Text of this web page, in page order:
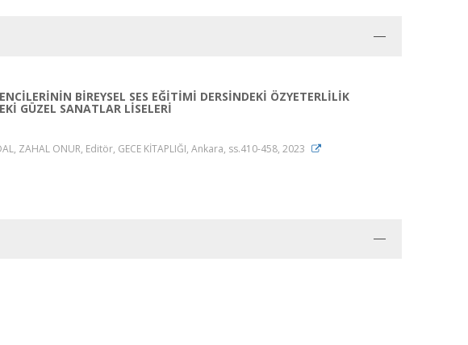
BİREYSEL SES EĞİTİMİ DERSİNDEKİ ÖZYETERLİLİK
GÜZEL SANATLAR LİSELERİ
ZAHAL ONUR, Editör, GECE KİTAPLIĞI, Ankara, ss.410-458, 2023